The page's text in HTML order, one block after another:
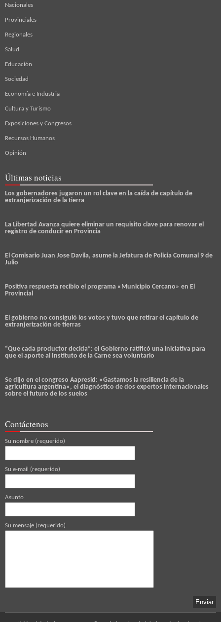
Nacionales
Provinciales
Regionales
Salud
Educación
Sociedad
Economía e Industria
Cultura y Turismo
Exposiciones y Congresos
Recursos Humanos
Opinión
Últimas noticias
Los gobernadores jugaron un rol clave en la caída de capítulo de
extranjerización de la tierra
La Libertad Avanza quiere eliminar un requisito clave para renovar el
registro de conducir en Provincia
El Comisario Juan Jose Davila, asume la Jefatura de Policia Comunal 9 de
Julio
Positiva respuesta recibio el programa «Municipio Cercano» en El
Provincial
El gobierno no consiguió los votos y tuvo que retirar el capítulo de
extranjerización de tierras
“Que cada productor decida”: el Gobierno ratificó una iniciativa para
que el aporte al Instituto de la Carne sea voluntario
Se dijo en el congreso Aapresid: «Gastamos la resiliencia de la
agricultura argentina», el diagnóstico de dos expertos internacionales
sobre el futuro de los suelos
Contáctenos
Su nombre (requerido)
Su e-mail (requerido)
Asunto
Su mensaje (requerido)